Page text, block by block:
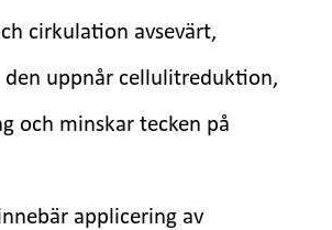
cirkulation avsevärt,
uppnår cellulitreduktion,
och minskar tecken på
applicering av